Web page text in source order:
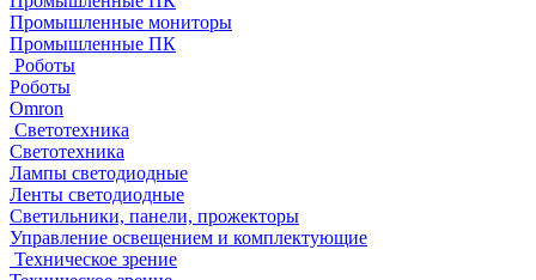
Промышленные мониторы
Промышленные ПК
Роботы
Роботы
Omron
Светотехника
Светотехника
Лампы светодиодные
Ленты светодиодные
Светильники, панели, прожекторы
Управление освещением и комплектующие
Техническое зрение